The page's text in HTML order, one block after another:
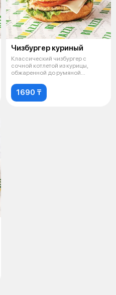
Чизбургер куриный
Классический чизбургер с
сочной котлетой из курицы,
обжаренной до румяной
1690 ₸